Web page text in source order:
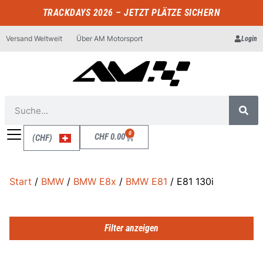
TRACKDAYS 2026 – JETZT PLÄTZE SICHERN
Versand Weltweit Über AM Motorsport Login
(CHF) CHF0.00 0
Start / BMW / BMW E8x / BMW E81 / E81 130i
Filter anzeigen